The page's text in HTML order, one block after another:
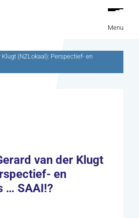
Menu
(NZLokaal): Perspectief- en
van der Klugt
en
… SAAI!?